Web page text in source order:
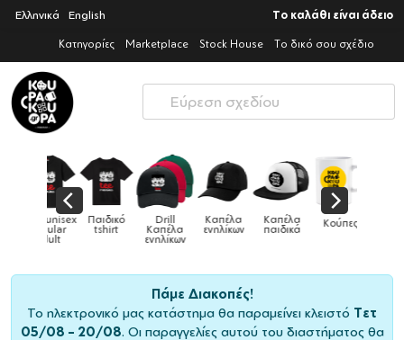
Ελληνικά English Το καλάθι είναι άδειο
Κατηγορίες Marketplace Stock House Το δικό σου σχέδιο
Drill
Καπέλα
Καπέλα
ενηλίκων
Καπέλα
παιδικά Κούπες Κούπες
ειδικές
Πάμε Διακοπές!
Το ηλεκτρονικό μας κατάστημα θα παραμείνει κλειστό Τετ
05/08 – 20/08. Οι παραγγελίες αυτού του διαστήματος θα